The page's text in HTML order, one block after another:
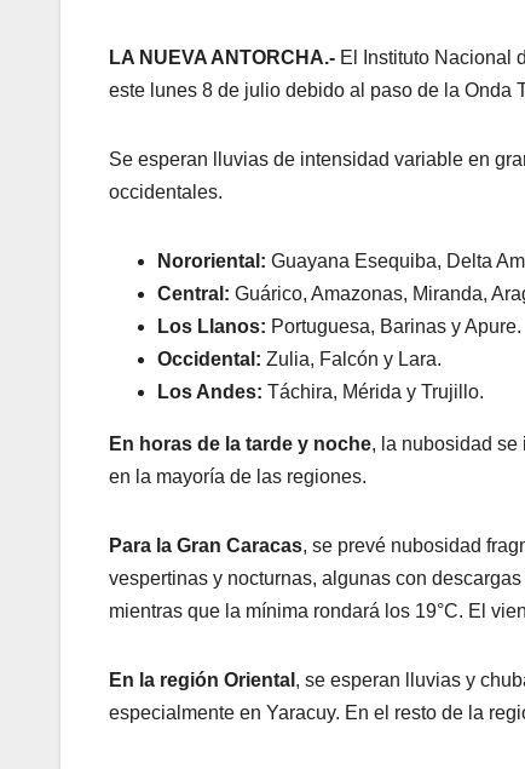
LA NUEVA ANTORCHA.- El Instituto Nacional
este lunes 8 de julio debido al paso de la Onda
Se esperan lluvias de intensidad variable en
occidentales.
Nororiental: Guayana Esequiba, Delta
Central: Guárico, Amazonas, Miranda,
Los Llanos: Portuguesa, Barinas y Apure.
Occidental: Zulia, Falcón y Lara.
Los Andes: Táchira, Mérida y Trujillo.
En horas de la tarde y noche, la nubosidad
en la mayoría de las regiones.
Para la Gran Caracas, se prevé nubosidad
vespertinas y nocturnas, algunas con
mientras que la mínima rondará los 19°C. El
En la región Oriental , se esperan lluvias y
especialmente en Yaracuy. En el resto de la